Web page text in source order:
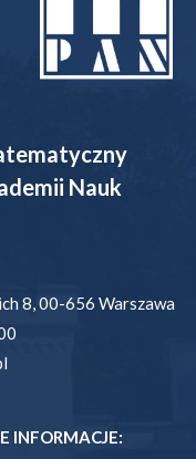
Nauk
8, 00-656 Warszawa
INFORMACJE: